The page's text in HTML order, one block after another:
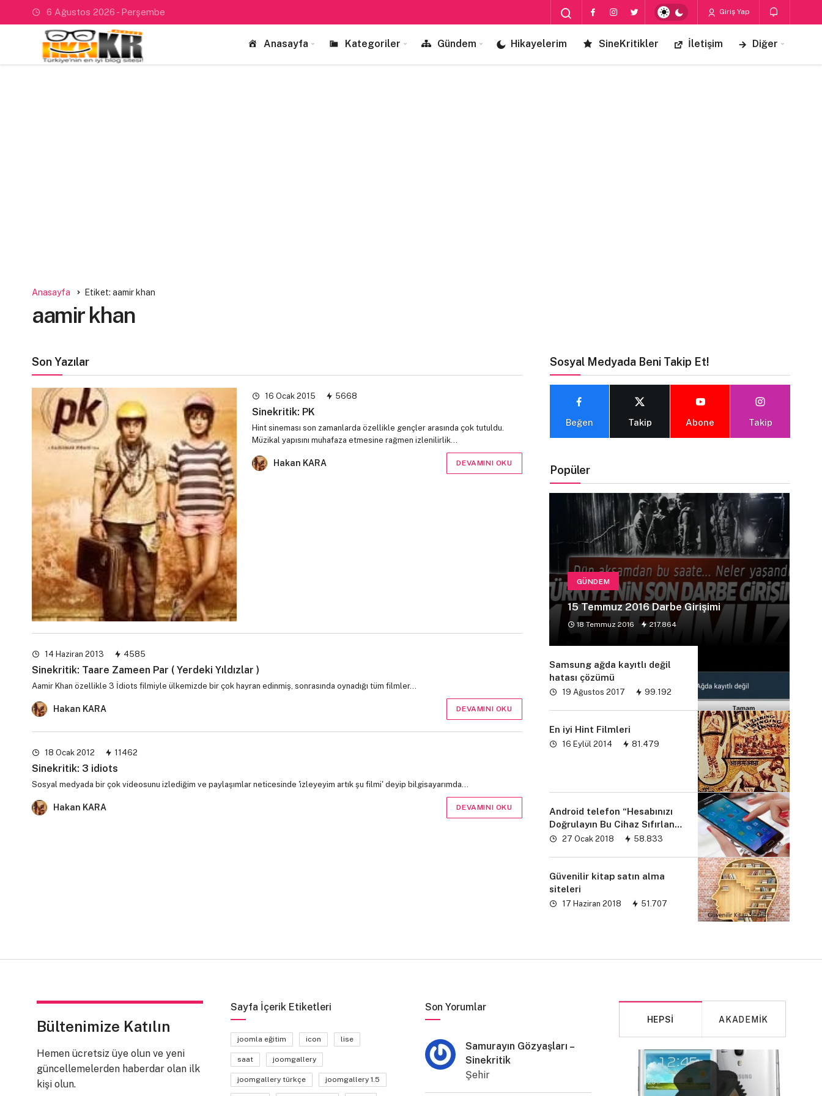
6 Ağustos 2026 - Perşembe Giriş Yap
Anasayfa Kategoriler Gündem Hikayelerim SineKritikler İletişim Diğer
Anasayfa Etiket: aamir khan
aamir khan
Son Yazılar
16 Ocak 2015 5668
Sinekritik: PK
Hint sineması son zamanlarda özellikle gençler arasında çok tutuldu.
Müzikal yapısını muhafaza etmesine rağmen izlenilirlik…
Hakan KARA DEVAMINI OKU
14 Haziran 2013 4585
Sinekritik: Taare Zameen Par ( Yerdeki Yıldızlar )
Aamir Khan özellikle 3 İdiots filmiyle ülkemizde bir çok hayran edinmiş, sonrasında oynadığı tüm filmler…
Hakan KARA DEVAMINI OKU
18 Ocak 2012 11462
Sinekritik: 3 idiots
Sosyal medyada bir çok videosunu izlediğim ve paylaşımlar neticesinde 'izleyeyim artık şu filmi' deyip bilgisayarımda…
Hakan KARA DEVAMINI OKU
Sosyal Medyada Beni Takip Et!
Beğen Takip Abone Takip
Popüler
GÜNDEM
15 Temmuz 2016 Darbe Girişimi
18 Temmuz 2016 217.864
Samsung ağda kayıtlı değil
hatası çözümü
19 Ağustos 2017 99.192
En iyi Hint Filmleri
16 Eylül 2014 81.479
Android telefon “Hesabınızı
Doğrulayın Bu Cihaz Sıfırlandı
sorunu” çözümü
27 Ocak 2018 58.833
Güvenilir kitap satın alma
siteleri
17 Haziran 2018 51.707
Bültenimize Katılın
Hemen ücretsiz üye olun ve yeni
güncellemelerden haberdar olan ilk
kişi olun.
Sayfa İçerik Etiketleri
joomla eğitim icon lise
saat joomgallery
joomgallery türkçe joomgallery 1.5
Son Yorumlar
Samurayın Gözyaşları –
Sinekritik
Şehir
HEPSI AKADEMIK
MAKALE